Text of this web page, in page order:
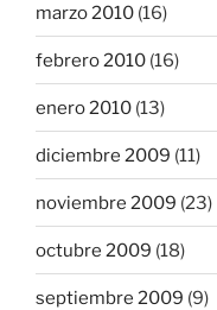
marzo 2010 (16)
febrero 2010 (16)
enero 2010 (13)
diciembre 2009 (11)
noviembre 2009 (23)
octubre 2009 (18)
septiembre 2009 (9)